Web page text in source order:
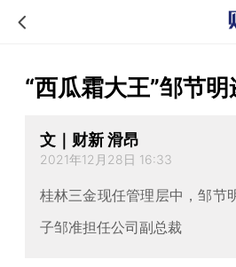
“西瓜霜大王”邹节
文｜财新 滑昂
2021年12月28日 16:33
桂林三金现任管理层中，邹节
子邹准担任公司副总裁